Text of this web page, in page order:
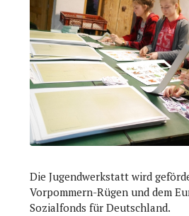
Die Jugendwerkstatt wird
Vorpommern-Rügen und dem
Sozialfonds für Deutschland.